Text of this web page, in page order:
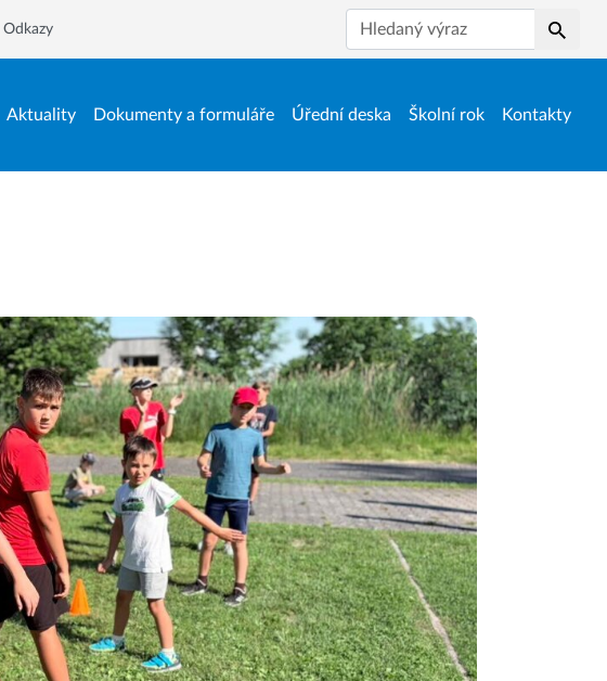
Aktuality Dokumenty a formuláře Úřední deska Školní rok Kontakty
Odkazy
Hledat